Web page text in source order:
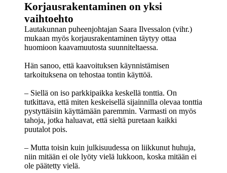
Korjausrakentaminen on yksi
vaihtoehto
Lautakunnan puheenjohtajan Saara Ilvessalon (vihr.)
mukaan myös korjausrakentaminen täytyy ottaa
huomioon kaavamuutosta suunniteltaessa.
Hän sanoo, että kaavoituksen käynnistämisen
tarkoituksena on tehostaa tontin käyttöä.
– Siellä on iso parkkipaikka keskellä tonttia. On
tutkittava, että miten keskeisellä sijainnilla olevaa tonttia
pystyttäisiin käyttämään paremmin. Varmasti on myös
tahoja, jotka haluavat, että sieltä puretaan kaikki
puutalot pois.
– Mutta toisin kuin julkisuudessa on liikkunut huhuja,
niin mitään ei ole lyöty vielä lukkoon, koska mitään ei
ole päätetty vielä.